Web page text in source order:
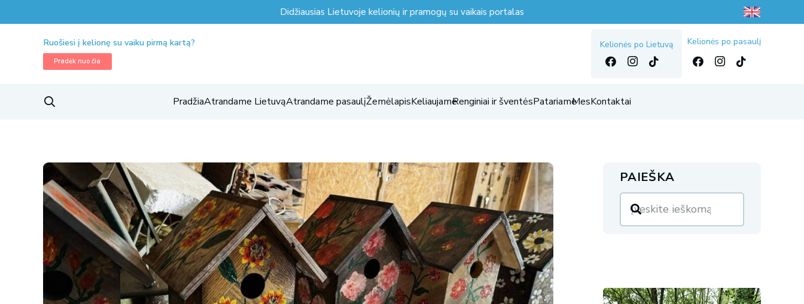
Didžiausias Lietuvoje kelionių ir pramogų su vaikais portalas
Ruošiesi į kelionę su vaiku pirmą kartą?
Pradėk nuo čia
Kelionės po Lietuvą Kelionės po pasaulį
PradžiaAtrandame LietuvąAtrandame pasaulįŽemėlapisKeliaujameRenginiai ir šventėsPatariameMesKontaktai
PAIEŠKA